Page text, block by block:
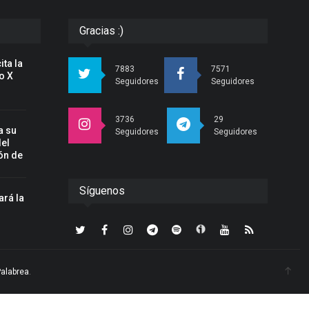
la
X
su
de
la
Gracias :)
7883
Seguidores
7571
Seguidores
3736
Seguidores
29
Seguidores
Síguenos
.